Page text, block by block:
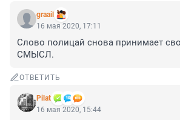
graail
16 мая 2020, 17:11
Слово полицай снова принимает
СМЫСЛ.
ОТВЕТИТЬ
Pilat
16 мая 2020, 15:44